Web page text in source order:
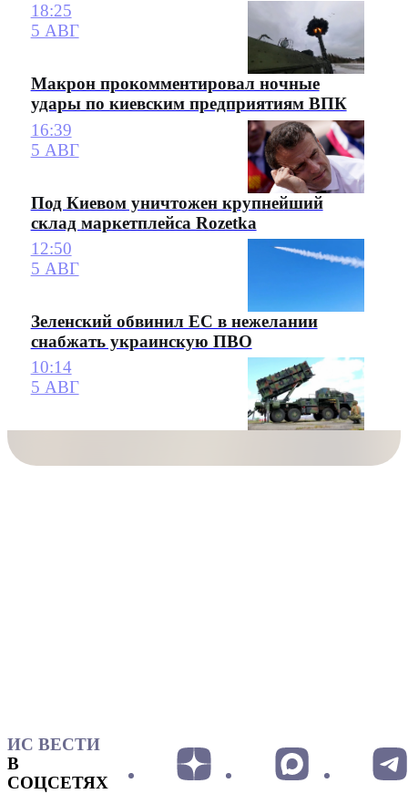
18:25
5 АВГ
Макрон прокомментировал ночные
удары по киевским предприятиям ВПК
16:39
5 АВГ
Под Киевом уничтожен крупнейший
склад маркетплейса Rozetka
12:50
5 АВГ
Зеленский обвинил ЕС в нежелании
снабжать украинскую ПВО
10:14
5 АВГ
ИС ВЕСТИ
В
СОЦСЕТЯХ